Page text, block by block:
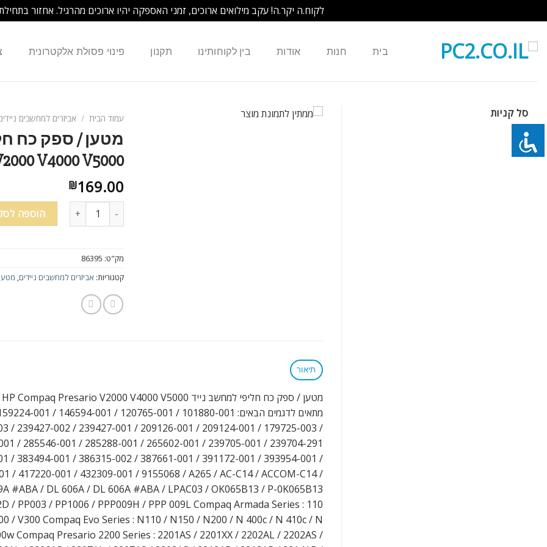
לקוח.ה יקר.ה! עקב מילואים ארוכים, זמני האספקה יהיו ארוכים מהרגיל. אחזור
content
בית חנות אודות בין לקוחותינו תקנון פינוי פסולת אלקטרונית
סל קניות עמוד הבית / אביזרים למחשבים
V4000 V5000
₪169.00
הוספה
מק"ט: 86395
קטגוריות: אביזרים למחשבים ניידים,
תיאור
מטען / ספק כח חליפי למחשב נייד HP Compaq Presario V2000 V4000 V5000